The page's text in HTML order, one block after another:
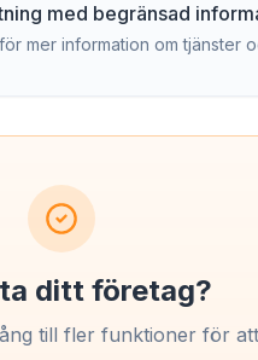
med begränsad
mer information om tjänster
ditt företag?
till fler funktioner för